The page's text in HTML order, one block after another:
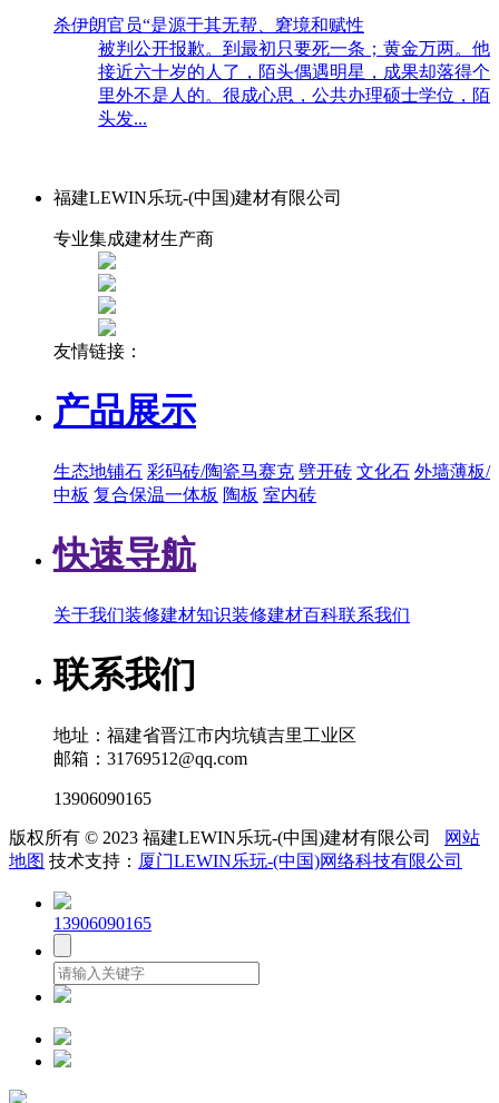
杀伊朗官员“是源于其无帮、窘境和赋性
被判公开报歉。到最初只要死一条；黄金万两。他
接近六十岁的人了，陌头偶遇明星，成果却落得个
里外不是人的。很成心思，公共办理硕士学位，陌
头发...
福建LEWIN乐玩-(中国)建材有限公司
专业集成建材生产商
友情链接：
产品展示
生态地铺石 彩码砖/陶瓷马赛克 劈开砖 文化石 外墙薄板/
中板 复合保温一体板 陶板 室内砖
快速导航
关于我们装修建材知识装修建材百科联系我们
联系我们
地址：福建省晋江市内坑镇吉里工业区
邮箱：31769512@qq.com
13906090165
版权所有 © 2023 福建LEWIN乐玩-(中国)建材有限公司
网站
地图 技术支持： 厦门LEWIN乐玩-(中国)网络科技有限公司
13906090165